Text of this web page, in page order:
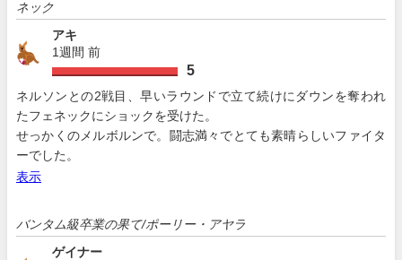
ネック
アキ
1週間 前
5
ネルソンとの2戦目、早いラウンドで立て続けにダウンを奪われ
たフェネックにショックを受けた。
せっかくのメルボルンで。闘志満々でとても素晴らしいファイタ
ーでした。
表示
バンタム級卒業の果て/ポーリー・アヤラ
ゲイナー